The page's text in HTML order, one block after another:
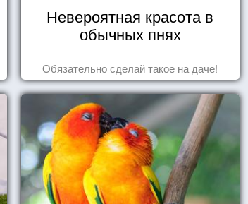
Невероятная красота в
обычных пнях
Обязательно сделай такое на даче!